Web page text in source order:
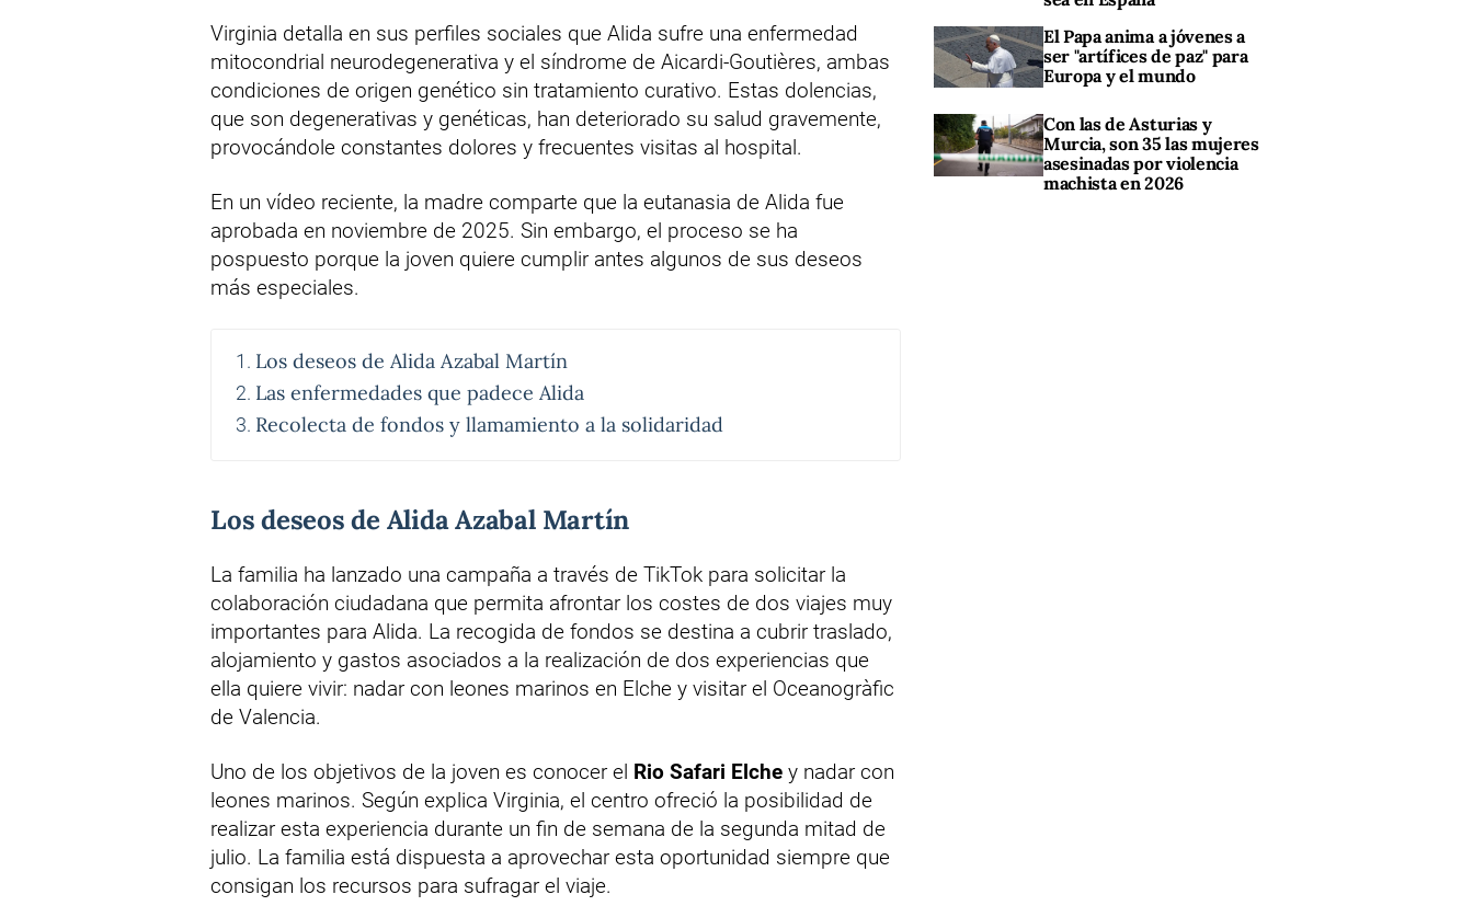
Virginia detalla en sus perfiles sociales que Alida sufre una enfermedad
mitocondrial neurodegenerativa y el síndrome de Aicardi-Goutières, ambas
condiciones de origen genético sin tratamiento curativo. Estas dolencias,
que son degenerativas y genéticas, han deteriorado su salud gravemente,
provocándole constantes dolores y frecuentes visitas al hospital.
En un vídeo reciente, la madre comparte que la eutanasia de Alida fue
aprobada en noviembre de 2025. Sin embargo, el proceso se ha
pospuesto porque la joven quiere cumplir antes algunos de sus deseos
más especiales.
Los deseos de Alida Azabal Martín
Las enfermedades que padece Alida
Recolecta de fondos y llamamiento a la solidaridad
Los deseos de Alida Azabal Martín
La familia ha lanzado una campaña a través de TikTok para solicitar la
colaboración ciudadana que permita afrontar los costes de dos viajes muy
importantes para Alida. La recogida de fondos se destina a cubrir traslado,
alojamiento y gastos asociados a la realización de dos experiencias que
ella quiere vivir: nadar con leones marinos en Elche y visitar el Oceanogràfic
de Valencia.
Uno de los objetivos de la joven es conocer el Rio Safari Elche y nadar con
leones marinos. Según explica Virginia, el centro ofreció la posibilidad de
realizar esta experiencia durante un fin de semana de la segunda mitad de
julio. La familia está dispuesta a aprovechar esta oportunidad siempre que
consigan los recursos para sufragar el viaje.
El Papa anima a jóvenes a
ser "artífices de paz" para
Europa y el mundo
Con las de Asturias y
Murcia, son 35 las mujeres
asesinadas por violencia
machista en 2026